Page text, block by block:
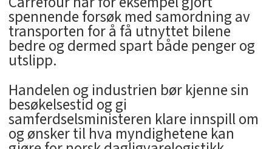
spennende forsøk med samordning av
transporten for å få utnyttet bilene
bedre og dermed spart både penger og
utslipp.
Handelen og industrien bør kjenne sin
besøkelsestid og gi
samferdselsministeren klare innspill om
og ønsker til hva myndighetene kan